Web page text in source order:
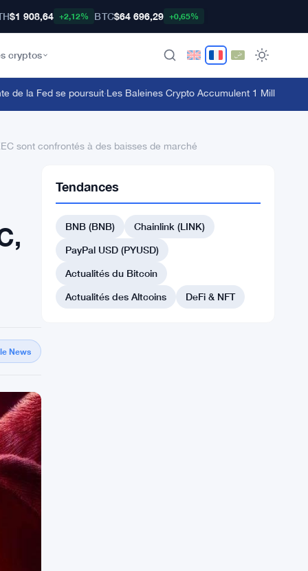
$1 908,64 +2,12% BTC$64 696,29 +0,65%
cryptos
la Fed se poursuit·Les Baleines Crypto Accumulent 1 Milliard de
sont confrontés à des baisses de marché
News
Tendances
BNB (BNB)
Chainlink (LINK)
PayPal USD (PYUSD)
Actualités du Bitcoin
Actualités des Altcoins
DeFi & NFT